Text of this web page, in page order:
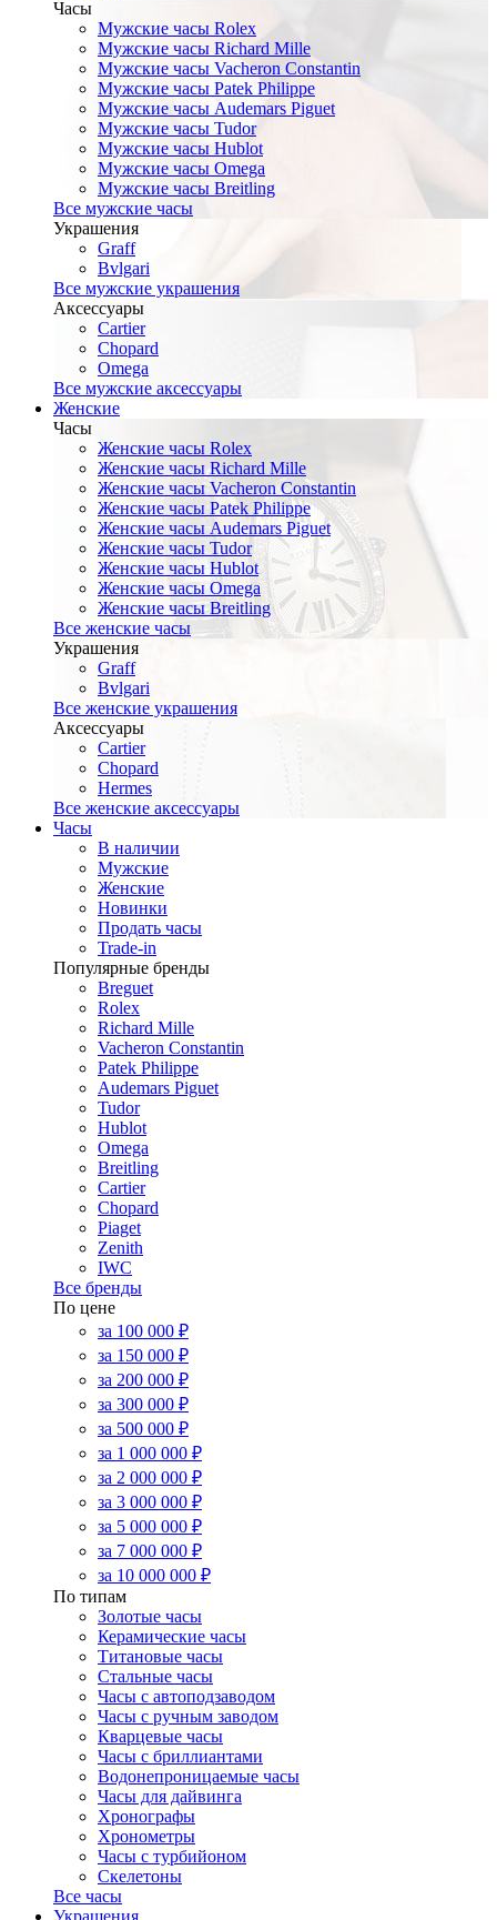
Часы
Мужские часы Rolex
Мужские часы Richard Mille
Мужские часы Vacheron Constantin
Мужские часы Patek Philippe
Мужские часы Audemars Piguet
Мужские часы Tudor
Мужские часы Hublot
Мужские часы Omega
Мужские часы Breitling
Все мужские часы
Украшения
Graff
Bvlgari
Все мужские украшения
Аксессуары
Cartier
Chopard
Omega
Все мужские аксессуары
Женские
Часы
Женские часы Rolex
Женские часы Richard Mille
Женские часы Vacheron Constantin
Женские часы Patek Philippe
Женские часы Audemars Piguet
Женские часы Tudor
Женские часы Hublot
Женские часы Omega
Женские часы Breitling
Все женские часы
Украшения
Graff
Bvlgari
Все женские украшения
Аксессуары
Cartier
Chopard
Hermes
Все женские аксессуары
Часы
В наличии
Мужские
Женские
Новинки
Продать часы
Trade-in
Популярные бренды
Breguet
Rolex
Richard Mille
Vacheron Constantin
Patek Philippe
Audemars Piguet
Tudor
Hublot
Omega
Breitling
Cartier
Chopard
Piaget
Zenith
IWC
Все бренды
По цене
за 100 000 ₽
за 150 000 ₽
за 200 000 ₽
за 300 000 ₽
за 500 000 ₽
за 1 000 000 ₽
за 2 000 000 ₽
за 3 000 000 ₽
за 5 000 000 ₽
за 7 000 000 ₽
за 10 000 000 ₽
По типам
Золотые часы
Керамические часы
Титановые часы
Стальные часы
Часы с автоподзаводом
Часы с ручным заводом
Кварцевые часы
Часы с бриллиантами
Водонепроницаемые часы
Часы для дайвинга
Хронографы
Хронометры
Часы с турбийоном
Скелетоны
Все часы